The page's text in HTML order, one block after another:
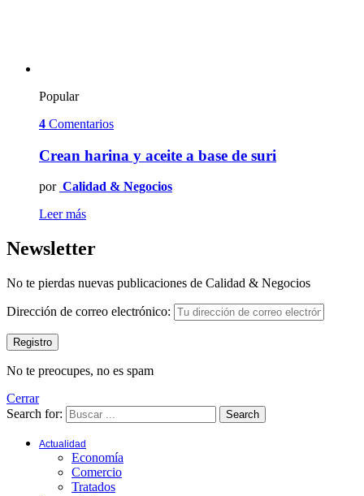
Popular
4 Comentarios
Crean harina y aceite a base de suri
por Calidad & Negocios
Leer más
Newsletter
No te pierdas nuevas publicaciones de Calidad & Negocios
Dirección de correo electrónico:
No te preocupes, no es spam
Cerrar
Search for:
Search
Actualidad
Economía
Comercio
Tratados